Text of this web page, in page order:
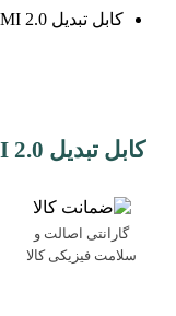
کابل تبدیل HDMI 2.0 یوگرین مدل HD118 – 8-متر
کابل تبدیل HDMI 2.0 یوگرین مدل HD118 – 8-متر
گارانتی اصالت و
سلامت فیزیکی کالا